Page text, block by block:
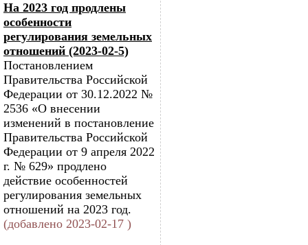
На 2023 год продлены
особенности
регулирования земельных
отношений (2023-02-5)
Постановлением
Правительства Российской
Федерации от 30.12.2022 №
2536 «О внесении
изменений в постановление
Правительства Российской
Федерации от 9 апреля 2022
г. № 629» продлено
действие особенностей
регулирования земельных
отношений на 2023 год.
(добавлено 2023-02-17 )